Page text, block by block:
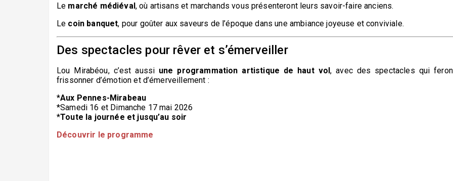
Le marché médiéval, où artisans et marchands vous présenteront leurs savoir-faire anciens.
Le coin banquet, pour goûter aux saveurs de l’époque dans une ambiance joyeuse et conviviale.
Des spectacles pour rêver et s’émerveiller
Lou Mirabéou, c’est aussi une programmation artistique de haut vol, avec des spectacles qui
frissonner d’émotion et d’émerveillement :
*Aux Pennes-Mirabeau
*Samedi 16 et Dimanche 17 mai 2026
*Toute la journée et jusqu’au soir
Découvrir le programme